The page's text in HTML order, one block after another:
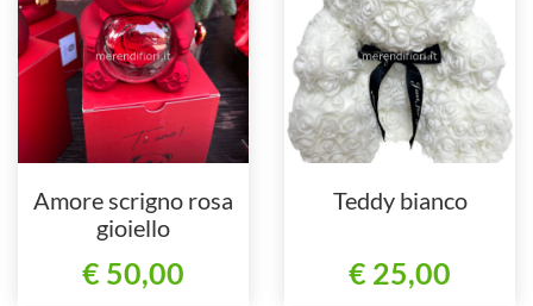
Amore scrigno rosa
gioiello
€ 50,00
Teddy bianco
€ 25,00